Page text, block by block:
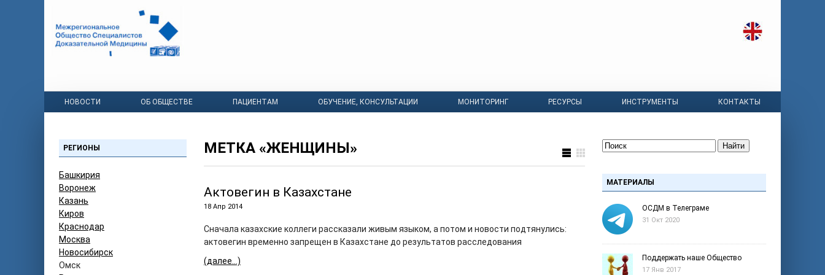
НОВОСТИ ОБ ОБЩЕСТВЕ ПАЦИЕНТАМ ОБУЧЕНИЕ, КОНСУЛЬТАЦИИ МОНИТОРИНГ РЕСУРСЫ ИНСТРУМЕНТЫ КОНТАКТЫ
РЕГИОНЫ
Башкирия
Воронеж
Казань
Киров
Краснодар
Москва
Новосибирск
Омск
МЕТКА «ЖЕНЩИНЫ»
Актовегин в Казахстане
18 Апр 2014
Сначала казахские коллеги рассказали живым языком, а потом и новости подтянулись:
актовегин временно запрещен в Казахстане до результатов расследования
(далее…)
Найти
МАТЕРИАЛЫ
ОСДМ в Телеграме
31 Окт 2020
Поддержать наше Общество
17 Янв 2017